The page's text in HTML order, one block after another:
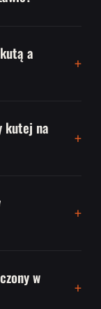
a
kutej na
w